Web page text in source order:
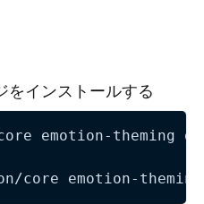
インストールする